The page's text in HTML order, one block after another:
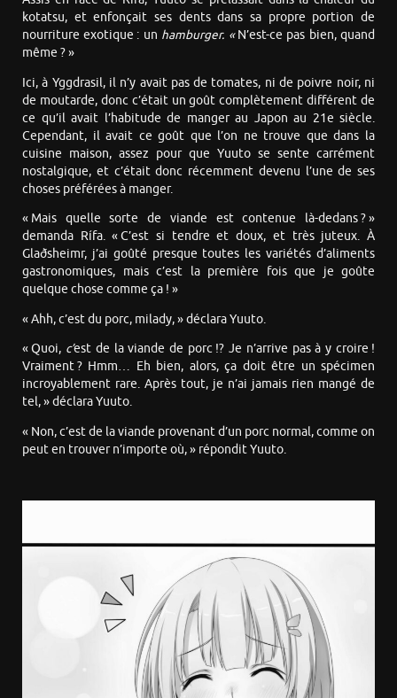
kotatsu, et enfonçait ses dents dans sa propre portion de
nourriture exotique : un hamburger. «N’est-ce pas bien, quand
même ? »
Ici, à Yggdrasil, il n’y avait pas de tomates, ni de poivre noir, ni
de moutarde, donc c’était un goût complètement différent de
ce qu’il avait l’habitude de manger au Japon au 21e siècle.
Cependant, il avait ce goût que l’on ne trouve que dans la
cuisine maison, assez pour que Yuuto se sente carrément
nostalgique, et c’était donc récemment devenu l’une de ses
choses préférées à manger.
« Mais quelle sorte de viande est contenue là-dedans ? »
demanda Rífa. « C’est si tendre et doux, et très juteux. À
Glaðsheimr, j’ai goûté presque toutes les variétés d’aliments
gastronomiques, mais c’est la première fois que je goûte
quelque chose comme ça ! »
« Ahh, c’est du porc, milady, » déclara Yuuto.
« Quoi, c’est de la viande de porc !? Je n’arrive pas à y croire !
Vraiment ? Hmm… Eh bien, alors, ça doit être un spécimen
incroyablement rare. Après tout, je n’ai jamais rien mangé de
tel, » déclara Yuuto.
« Non, c’est de la viande provenant d’un porc normal, comme on
peut en trouver n’importe où, » répondit Yuuto.